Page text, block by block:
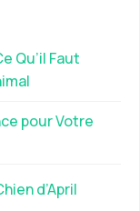
Qu’il Faut
pour Votre
d’April